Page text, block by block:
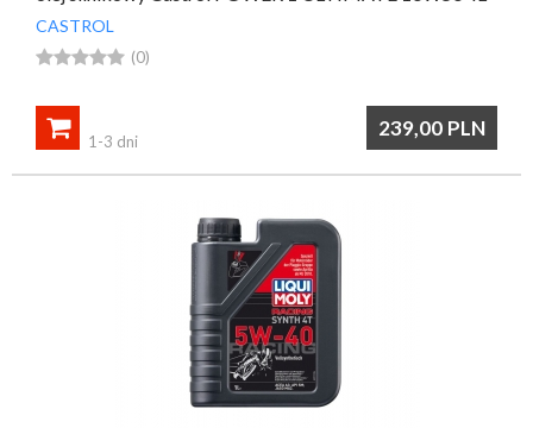
CASTROL
 (0)
239,00 PLN

1-3 dni